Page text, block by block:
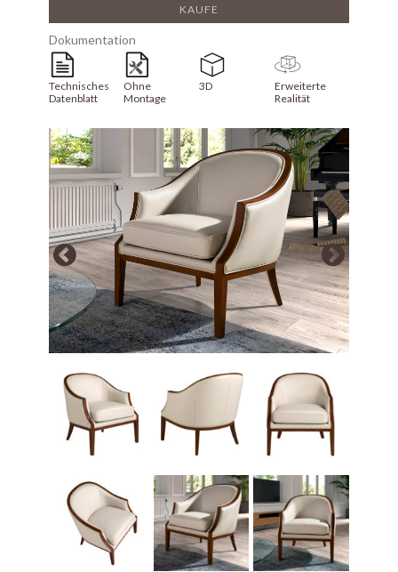
KAUFE
Dokumentation
Technisches
Datenblatt
Ohne
Montage
3D
Erweiterte
Realität
Array